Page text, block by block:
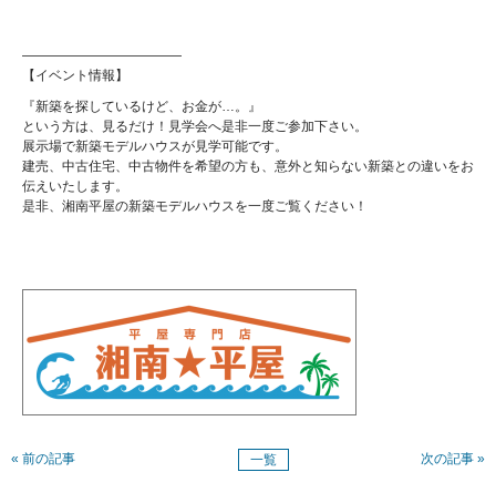
————————————
【イベント情報】
『新築を探しているけど、お金が…。』
という方は、見るだけ！見学会へ是非一度ご参加下さい。
展示場で新築モデルハウスが見学可能です。
建売、中古住宅、中古物件を希望の方も、意外と知らない新築との違いをお
伝えいたします。
是非、湘南平屋の新築モデルハウスを一度ご覧ください！
« 前の記事 一覧 次の記事 »